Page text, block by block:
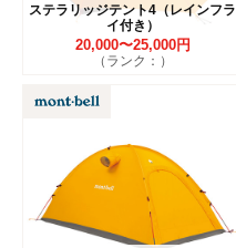
ステラリッジテント4（レインフラ
イ付き）
20,000〜25,000円
（ランク：）